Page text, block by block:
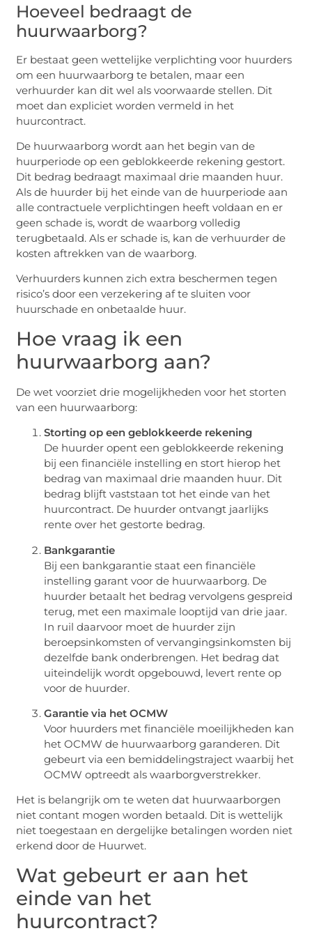
Hoeveel bedraagt de
huurwaarborg?
Er bestaat geen wettelijke verplichting voor huurders
om een huurwaarborg te betalen, maar een
verhuurder kan dit wel als voorwaarde stellen. Dit
moet dan expliciet worden vermeld in het
huurcontract.
De huurwaarborg wordt aan het begin van de
huurperiode op een geblokkeerde rekening gestort.
Dit bedrag bedraagt maximaal drie maanden huur.
Als de huurder bij het einde van de huurperiode aan
alle contractuele verplichtingen heeft voldaan en er
geen schade is, wordt de waarborg volledig
terugbetaald. Als er schade is, kan de verhuurder de
kosten aftrekken van de waarborg.
Verhuurders kunnen zich extra beschermen tegen
risico’s door een verzekering af te sluiten voor
huurschade en onbetaalde huur.
Hoe vraag ik een
huurwaarborg aan?
De wet voorziet drie mogelijkheden voor het storten
van een huurwaarborg:
Storting op een geblokkeerde rekening
De huurder opent een geblokkeerde rekening
bij een financiële instelling en stort hierop het
bedrag van maximaal drie maanden huur. Dit
bedrag blijft vaststaan tot het einde van het
huurcontract. De huurder ontvangt jaarlijks
rente over het gestorte bedrag.
Bankgarantie
Bij een bankgarantie staat een financiële
instelling garant voor de huurwaarborg. De
huurder betaalt het bedrag vervolgens gespreid
terug, met een maximale looptijd van drie jaar.
In ruil daarvoor moet de huurder zijn
beroepsinkomsten of vervangingsinkomsten bij
dezelfde bank onderbrengen. Het bedrag dat
uiteindelijk wordt opgebouwd, levert rente op
voor de huurder.
Garantie via het OCMW
Voor huurders met financiële moeilijkheden kan
het OCMW de huurwaarborg garanderen. Dit
gebeurt via een bemiddelingstraject waarbij het
OCMW optreedt als waarborgverstrekker.
Het is belangrijk om te weten dat huurwaarborgen
niet contant mogen worden betaald. Dit is wettelijk
niet toegestaan en dergelijke betalingen worden niet
erkend door de Huurwet.
Wat gebeurt er aan het
einde van het
huurcontract?